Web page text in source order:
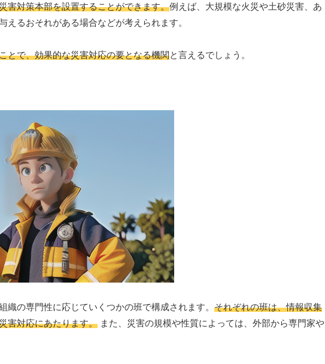
害対策本部を設置することができます。例えば、大規模な火災や土砂災害、あ
るおそれがある場合などが考えられます。
とで、効果的な災害対応の要となる機関と言えるでしょう。
の専門性に応じていくつかの班で構成されます。 それぞれの班は、情報収集
害対応にあたります。 また、災害の規模や性質によっては、外部から専門家や